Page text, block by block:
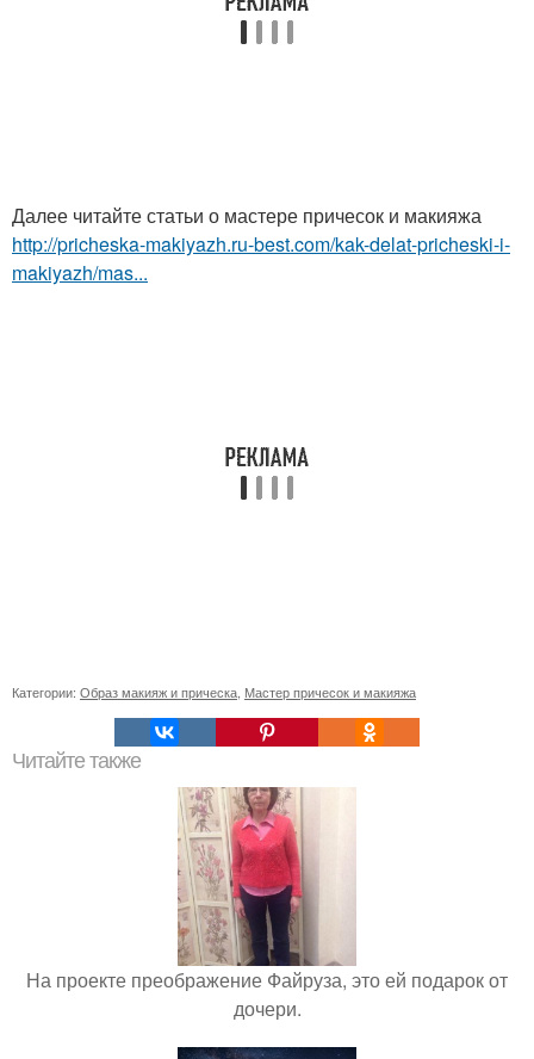
Далее читайте статьи о мастере причесок и макияжа
http://pricheska-makiyazh.ru-best.com/kak-delat-pricheski-i-
makiyazh/mas...
Категории: Образ макияж и прическа Мастер причесок и макияжа
Читайте также
На проекте преображение Файруза, это ей подарок от
дочери.